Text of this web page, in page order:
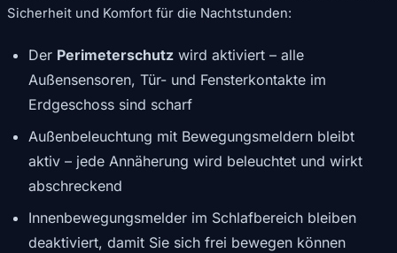
Sicherheit und Komfort für die Nachtstunden:
Der Perimeterschutz wird aktiviert – alle
Außensensoren, Tür- und Fensterkontakte im
Erdgeschoss sind scharf
Außenbeleuchtung mit Bewegungsmeldern bleibt
aktiv – jede Annäherung wird beleuchtet und wirkt
abschreckend
Innenbewegungsmelder im Schlafbereich bleiben
deaktiviert, damit Sie sich frei bewegen können